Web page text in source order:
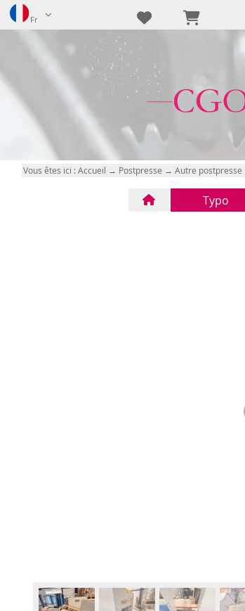
Fr
Vous êtes ici :Accueil → Postpresse →Autre postpresse
Typo